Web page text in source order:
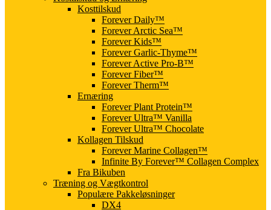
Kosttilskud
Forever Daily™
Forever Arctic Sea™
Forever Kids™
Forever Garlic-Thyme™
Forever Active Pro-B™
Forever Fiber™
Forever Therm™
Ernæring
Forever Plant Protein™
Forever Ultra™ Vanilla
Forever Ultra™ Chocolate
Kollagen Tilskud
Forever Marine Collagen™
Infinite By Forever™ Collagen Complex
Fra Bikuben
Træning og Vægtkontrol
Populære Pakkeløsninger
DX4